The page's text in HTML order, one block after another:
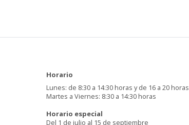
Horario
Lunes: de 8:30 a 14:30 horas y de 16 a 20 horas
Martes a Viernes: 8:30 a 14:30 horas
Horario especial
Del 1 de julio al 15 de septiembre